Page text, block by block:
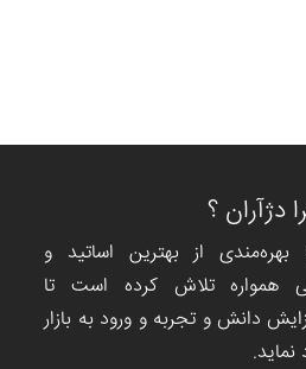
دژآران ؟
بهره‌مندی از بهترین اساتید و
همواره تلاش کرده است تا
دانش و تجربه و ورود به بازار
نماید.